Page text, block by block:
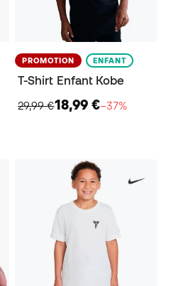
PROMOTION ENFANT
T-Shirt Enfant Kobe
29,99 €18,99 €−37%